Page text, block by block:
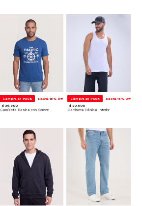
Compra en PACK Hasta 15% Off
$ 39.900
Camiseta Basica con Screen
Compra en PACK Hasta 15% Off
$ 20.900
Camiseta Básica Interior